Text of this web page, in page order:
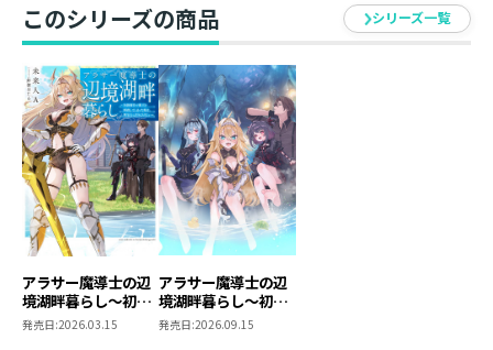
伝説の秘湯と釣り場を目当てに最難関Sランクダンジ
ョンの攻略にはじまり、エミルのわがままで霊峰で花見
をしたり、極寒の冬国へ旅行に行ったり。さらにはリオ
ンを魔界に落とし、裏切った存在まで出現!?
襲い来る波乱の数々に対しても無気力男はあいも変わ
らず、
「やれやれ、しょうがないな」
襲い来るエンペラードラゴンや魔界の神すら、無気力
に最強の初級魔法で吹き飛ばしていく！
一方で、そんなライズを見つめるエミルの瞳にも変化
が起こっており……？
最強故に無気力、無気力だけど最強な男によるスロー
ライフ無双ファンタジー、第二弾！
このシリーズの商品 シリーズ一覧
アラサー魔導士の辺
境湖畔暮らし～初級
魔法で魔王を瞬殺し
てしまった俺は、無
発売日:2026.03.15
アラサー魔導士の辺
境湖畔暮らし～初級
魔法で魔王を瞬殺し
てしまった俺は、無
発売日:2026.09.15